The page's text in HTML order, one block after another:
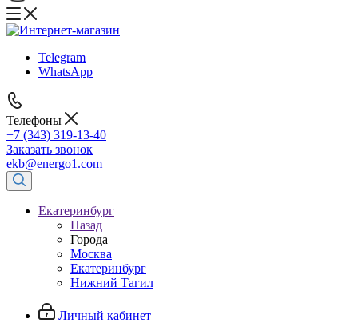
Telegram
WhatsApp
Телефоны
+7 (343) 319-13-40
Заказать звонок
ekb@energo1.com
Екатеринбург
Назад
Города
Москва
Екатеринбург
Нижний Тагил
Личный кабинет